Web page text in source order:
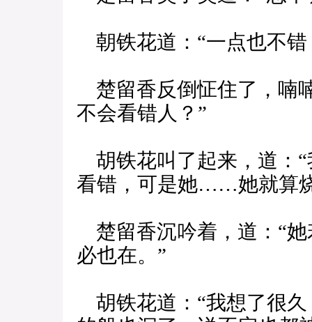
朝铁花道：“一点也不错
楚留香反倒怔住了，喃
不会看错人？”
胡铁花叫了起来，道：
看错，可是她……她就算
楚留香沉吟着，道：“
必也在。”
胡铁花道：“我想了很